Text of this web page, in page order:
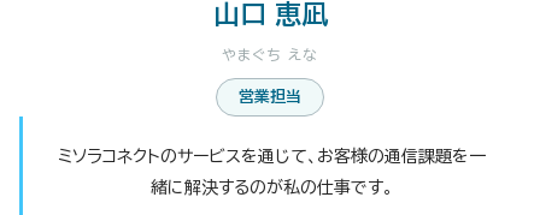
山口 恵凪
やまぐち えな
営業担当
ミソラコネクトのサービスを通じて、お客様の通信課題を一
緒に解決するのが私の仕事です。